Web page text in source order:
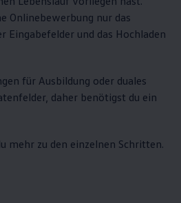
Onlinebewerbung nur das
Eingabefelder und das Hochladen
für Ausbildung oder duales
daher benötigst du ein
mehr zu den einzelnen Schritten.